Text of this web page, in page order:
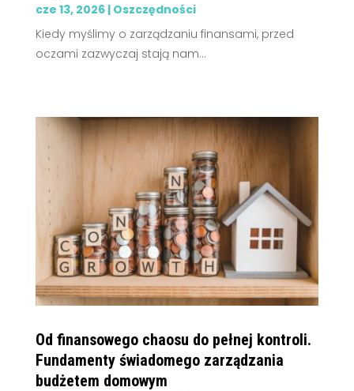
cze 13, 2026| Oszczędności
Kiedy myślimy o zarządzaniu finansami, przed
oczami zazwyczaj stają nam...
Od finansowego chaosu do pełnej kontroli.
Fundamenty świadomego zarządzania
budżetem domowym